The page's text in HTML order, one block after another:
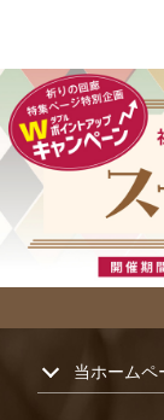
当ホームペ